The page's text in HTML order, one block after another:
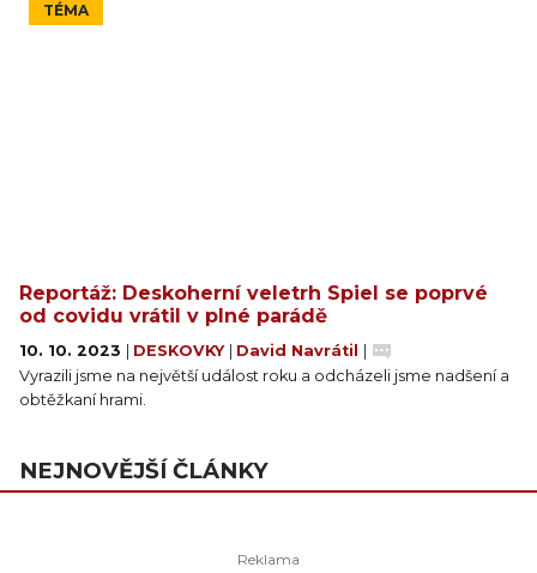
TÉMA
Reportáž: Deskoherní veletrh Spiel se poprvé
od covidu vrátil v plné parádě
10. 10. 2023 DESKOVKY David Navrátil
Vyrazili jsme na největší událost roku a odcházeli jsme nadšení a
obtěžkaní hrami.
NEJNOVĚJŠÍ ČLÁNKY